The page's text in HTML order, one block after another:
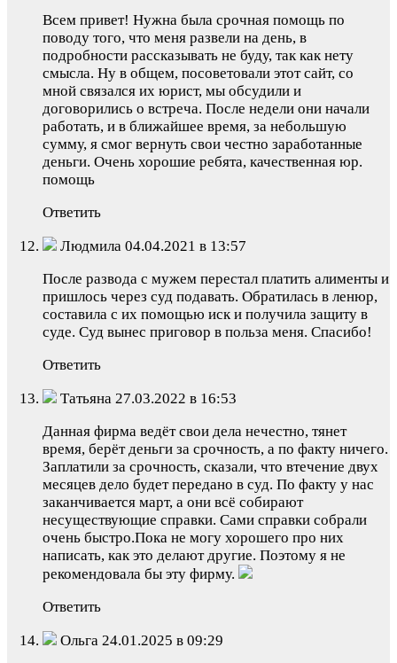
Всем привет! Нужна была срочная помощь по
поводу того, что меня развели на день, в
подробности рассказывать не буду, так как нету
смысла. Ну в общем, посоветовали этот сайт, со
мной связался их юрист, мы обсудили и
договорились о встреча. После недели они начали
работать, и в ближайшее время, за небольшую
сумму, я смог вернуть свои честно заработанные
деньги. Очень хорошие ребята, качественная юр.
помощь
Ответить
Людмила 04.04.2021 в 13:57
После развода с мужем перестал платить алименты и
пришлось через суд подавать. Обратилась в ленюр,
составила с их помощью иск и получила защиту в
суде. Суд вынес приговор в польза меня. Спасибо!
Ответить
Татьяна 27.03.2022 в 16:53
Данная фирма ведёт свои дела нечестно, тянет
время, берёт деньги за срочность, а по факту ничего.
Заплатили за срочность, сказали, что втечение двух
месяцев дело будет передано в суд. По факту у нас
заканчивается март, а они всё собирают
несуществующие справки. Сами справки собрали
очень быстро.Пока не могу хорошего про них
написать, как это делают другие. Поэтому я не
рекомендовала бы эту фирму.
Ответить
Ольга 24.01.2025 в 09:29